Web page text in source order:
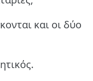
και οι δύο